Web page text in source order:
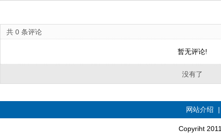
共 0 条评论
暂无评论!
没有了
网站介绍
Copyriht